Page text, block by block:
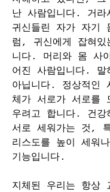
난 사람입니다. 거라
귀신들린 자가 자기
럼, 귀신에게 잡혀있
니다. 머리와 몸 사
어진 사람입니다. 말
아닙니다. 정상적인
체가 서로가 서로를
우려고 합니다. 건강
서로 세워가는 것,
리스도를 높이 세워
기능입니다.
지체된 우리는 항상